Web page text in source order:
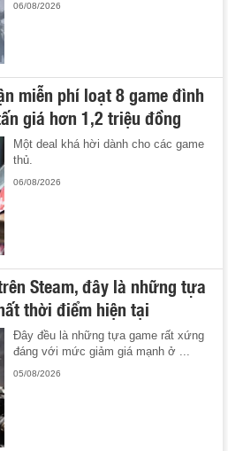
06/08/2026
miễn phí loạt 8 game đình
giá hơn 1,2 triệu đồng
Một deal khá hời dành cho các game
thủ.
06/08/2026
Steam, đây là những tựa
thời điểm hiện tại
Đây đều là những tựa game rất xứng
đáng với mức giảm giá mạnh ở ...
05/08/2026